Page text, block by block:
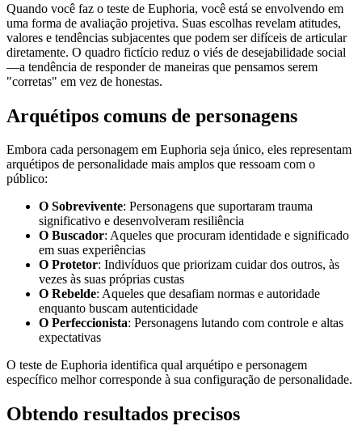
Quando você faz o teste de Euphoria, você está se envolvendo em
uma forma de avaliação projetiva. Suas escolhas revelam atitudes,
valores e tendências subjacentes que podem ser difíceis de articular
diretamente. O quadro fictício reduz o viés de desejabilidade social
—a tendência de responder de maneiras que pensamos serem
"corretas" em vez de honestas.
Arquétipos comuns de personagens
Embora cada personagem em Euphoria seja único, eles representam
arquétipos de personalidade mais amplos que ressoam com o
público:
O Sobrevivente: Personagens que suportaram trauma
significativo e desenvolveram resiliência
O Buscador: Aqueles que procuram identidade e significado
em suas experiências
O Protetor: Indivíduos que priorizam cuidar dos outros, às
vezes às suas próprias custas
O Rebelde: Aqueles que desafiam normas e autoridade
enquanto buscam autenticidade
O Perfeccionista: Personagens lutando com controle e altas
expectativas
O teste de Euphoria identifica qual arquétipo e personagem
específico melhor corresponde à sua configuração de personalidade.
Obtendo resultados precisos